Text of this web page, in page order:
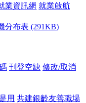
業資訊網 就業啟航
分布表 (291KB)
刊登空缺 修改/取消
用 共建銀齡友善職場